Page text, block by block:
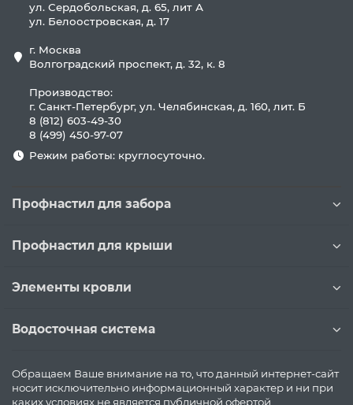
ул. Сердобольская, д. 65, лит А
ул. Белоостровская, д. 17
г. Москва
Волгоградский проспект, д. 32, к. 8
Производство:
г. Санкт-Петербург, ул. Челябинская, д. 160, лит. Б
8 (812) 603-49-30
8 (499) 450-97-07
Режим работы: круглосуточно.
Профнастил для забора
Профнастил для крыши
Элементы кровли
Водосточная система
Обращаем Ваше внимание на то, что данный интернет-сайт
носит исключительно информационный характер и ни при
каких условиях не является публичной офертой,